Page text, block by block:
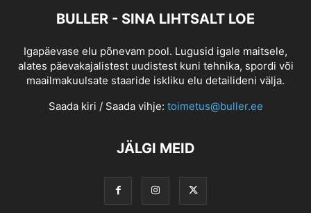
BULLER - SINA LIHTSALT LOE
Igapäevase elu põnevam pool. Lugusid igale maitsele,
alates päevakajalistest uudistest kuni tehnika, spordi või
maailmakuulsate staaride iskliku elu detailideni välja.
Saada kiri / Saada vihje: toimetus@buller.ee
JÄLGI MEID